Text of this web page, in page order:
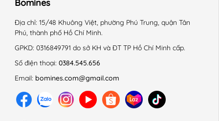
Bomines
Địa chỉ: 15/48 Khuông Việt, phường Phú Trung, quận Tân
Phú, thành phố Hồ Chí Minh.
GPKD: 0316849791 do sở KH và ĐT TP Hồ Chí Minh cấp.
Số điện thoại: 0384.545.656
Email: bomines.com@gmail.com